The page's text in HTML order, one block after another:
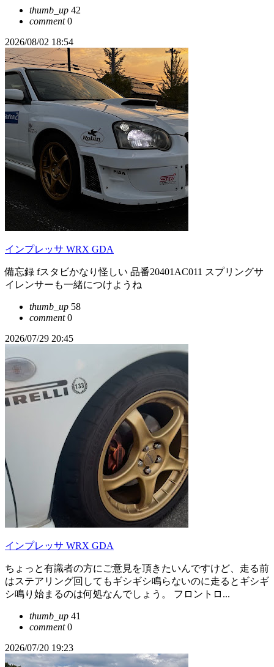
thumb_up 42
comment0
2026/08/02 18:54
インプレッサ WRX GDA
備忘録 fスタビかなり怪しい 品番20401AC011 スプリングサ
イレンサーも一緒につけようね
thumb_up 58
comment0
2026/07/29 20:45
インプレッサ WRX GDA
ちょっと有識者の方にご意見を頂きたいんですけど、走る前
はステアリング回してもギシギシ鳴らないのに走るとギシギ
シ鳴り始まるのは何処なんでしょう。 フロントロ...
thumb_up 41
comment0
2026/07/20 19:23